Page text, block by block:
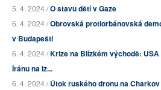
5. 4. 2024 /O stavu dětí v Gaze
6. 4. 2024 /Obrovská protiorbánovská
v Budapešti
6. 4. 2024 /Krize na Blízkém východě:
Íránu na iz...
6. 4. 2024 /Útok ruského dronu na